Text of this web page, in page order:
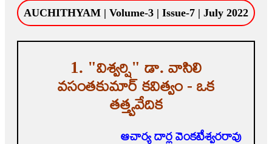
AUCHITHYAM | Volume-3 | Issue-7 | July 2022
1. "విశ్వర్షి" డా. వాసిలి
వసంతకుమార్ కవిత్వం - ఒక
తత్త్వవేదిక
ఆచార్య దార్ల వెంకటేశ్వరరావు